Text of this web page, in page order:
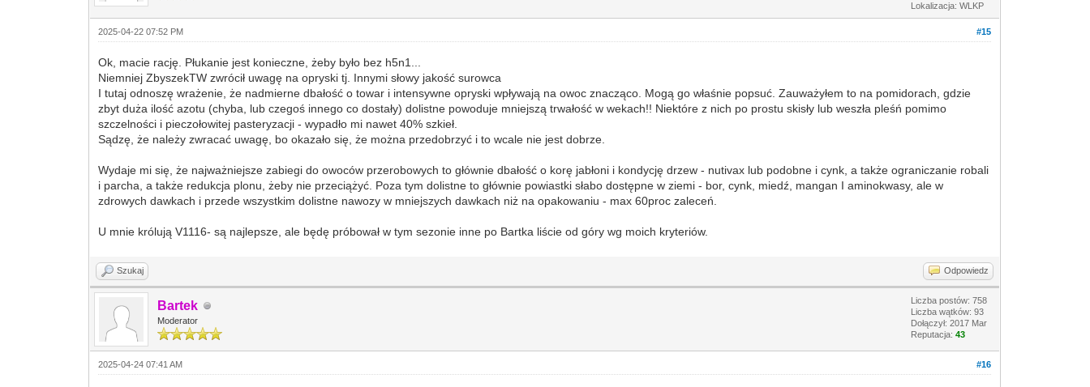
Lokalizacja: WLKP
#15
2025-04-22 07:52 PM
Ok, macie rację. Płukanie jest konieczne, żeby było bez h5n1...
Niemniej ZbyszekTW zwrócił uwagę na opryski tj. Innymi słowy jakość surowca
I tutaj odnoszę wrażenie, że nadmierne dbałość o towar i intensywne opryski wpływają na owoc znacząco. Mogą go właśnie popsuć. Zauważyłem to na pomidorach, gdzie
zbyt duża ilość azotu (chyba, lub czegoś innego co dostały) dolistne powoduje mniejszą trwałość w wekach!! Niektóre z nich po prostu skisły lub weszła pleśń pomimo
szczelności i pieczołowitej pasteryzacji - wypadło mi nawet 40% szkieł.
Sądzę, że należy zwracać uwagę, bo okazało się, że można przedobrzyć i to wcale nie jest dobrze.
Wydaje mi się, że najważniejsze zabiegi do owoców przerobowych to głównie dbałość o korę jabłoni i kondycję drzew - nutivax lub podobne i cynk, a także ograniczanie robali
i parcha, a także redukcja plonu, żeby nie przeciążyć. Poza tym dolistne to głównie powiastki słabo dostępne w ziemi - bor, cynk, miedź, mangan I aminokwasy, ale w
zdrowych dawkach i przede wszystkim dolistne nawozy w mniejszych dawkach niż na opakowaniu - max 60proc zaleceń.
U mnie królują V1116- są najlepsze, ale będę próbował w tym sezonie inne po Bartka liście od góry wg moich kryteriów.
Szukaj Odpowiedz
Bartek
Moderator
Liczba postów: 758
Liczba wątków: 93
Dołączył: 2017 Mar
Reputacja:43
#16
2025-04-24 07:41 AM